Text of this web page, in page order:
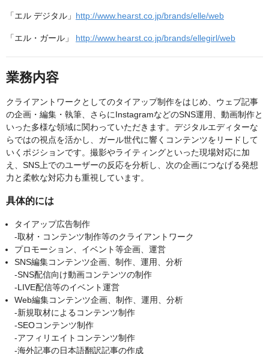
「エル デジタル」 http://www.hearst.co.jp/brands/elle/web
「エル・ガール」 http://www.hearst.co.jp/brands/ellegirl/web
業務内容
クライアントワークとしてのタイアップ制作をはじめ、ウェブ記事
の企画・編集・執筆、さらにInstagramなどのSNS運用、動画制作と
いった多様な領域に関わっていただきます。デジタルエディターな
らではの視点を活かし、ガール世代に響くコンテンツをリードして
いくポジションです。撮影やライティングといった現場対応に加
え、SNS上でのユーザーの反応を分析し、次の企画につなげる発想
力と柔軟な対応力も重視しています。
具体的には
タイアップ広告制作
-取材・コンテンツ制作等のクライアントワーク
プロモーション、イベント等企画、運営
SNS編集コンテンツ企画、制作、運用、分析
-SNS配信向け動画コンテンツの制作
-LIVE配信等のイベント運営
Web編集コンテンツ企画、制作、運用、分析
-新規取材によるコンテンツ制作
-SEOコンテンツ制作
-アフィリエイトコンテンツ制作
-海外記事の日本語翻訳記事の作成